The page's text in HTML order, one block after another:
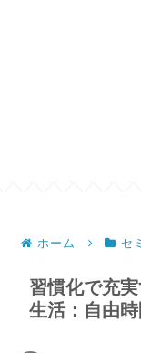
ホーム セ
習慣化で充
生活：自由